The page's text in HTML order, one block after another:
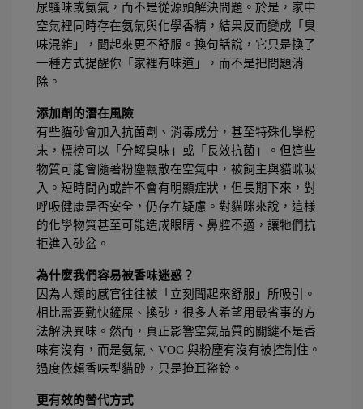
尿騷味或氨氣，而不是從源頭解決問題。於是，家中
空氣裡同時存在氨氣與化學香精，結果反而變成「臭
味混雜」，聞起來更不舒服。換句話說，它只是換了
一種方式提醒你「家裡有味道」，而不是把問題消
除。
添加劑的潛在風險
有些貓砂會加入抗菌劑、消毒成分，甚至特殊化學粉
末，標榜可以「分解臭味」或「長效抗菌」。但這些
物質可能會隨著粉塵飄散在空氣中，被飼主與貓咪吸
入。短時間內或許不會有明顯症狀，但長期下來，對
呼吸健康是否安全，仍存在疑慮。對貓咪來說，這樣
的化學物質甚至可能造成眼睛、鼻腔不適，讓牠們抗
拒進入砂盆。
為什麼我們容易被香味迷惑？
因為人類的感官往往被「立刻聞起來舒服」所吸引。
相比需要勤快鏟屎、換砂，很多人希望用最省事的方
法解決異味。然而，真正影響空氣品質的關鍵不是香
味有沒有，而是氨氣、VOC 與粉塵有沒有被控制住。
過度依賴香味型貓砂，只是掩耳盜鈴。
更有效的替代方式